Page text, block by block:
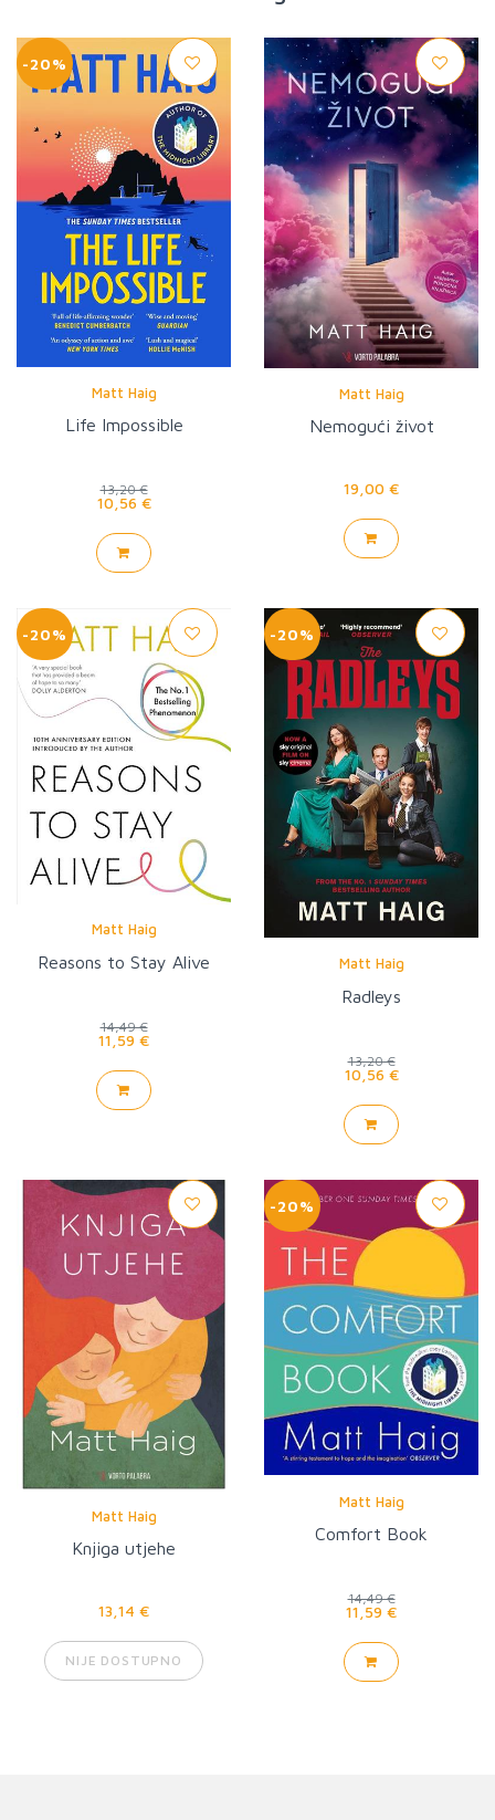
-20%
Matt Haig
Life Impossible
13,20 €
10,56 €
Matt Haig
Nemogući život
19,00 €
-20%
Matt Haig
Reasons to Stay Alive
14,49 €
11,59 €
-20%
Matt Haig
Radleys
13,20 €
10,56 €
Matt Haig
Knjiga utjehe
13,14 €
NIJE DOSTUPNO
-20%
Matt Haig
Comfort Book
14,49 €
11,59 €